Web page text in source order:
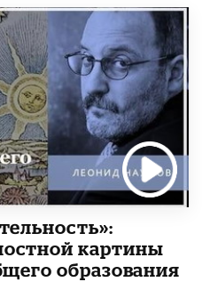
картины
образования